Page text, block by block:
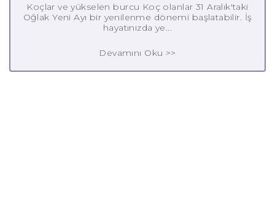
Koçlar ve yükselen burcu Koç olanlar 31 Aralık'taki
Oğlak Yeni Ayı bir yenilenme dönemi başlatabilir. İş
hayatınızda ye...
Devamını Oku >>